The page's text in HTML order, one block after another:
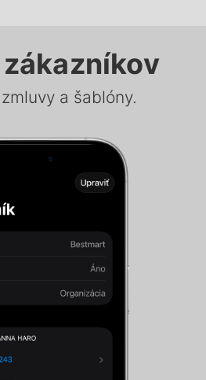
a šablóny.